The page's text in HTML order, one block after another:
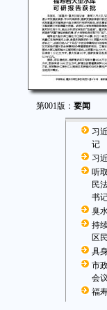
第001版： 要闻
习
记
习
听
民
书
臭
持
区
具
市
会议
福